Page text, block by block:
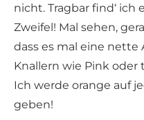
nicht. Tragbar find‘ ich
Zweifel! Mal sehen,
dass es mal eine
Knallern wie Pink oder
Ich werde orange auf
geben!